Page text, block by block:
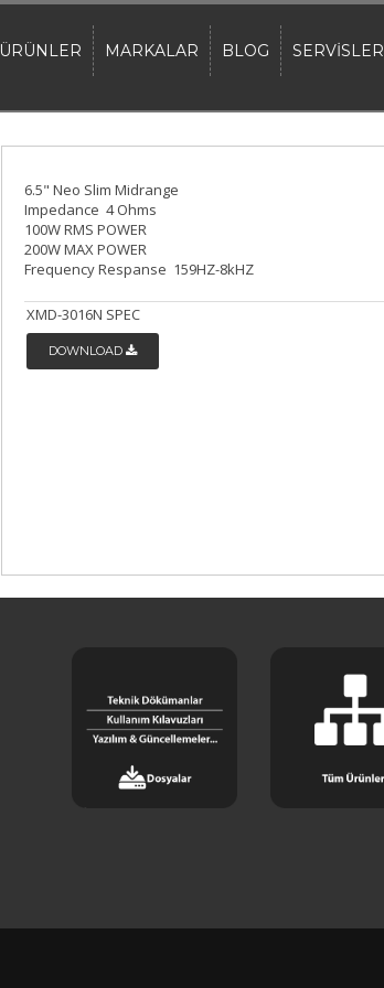
ÜRÜNLER MARKALAR BLOG SERVİSLER
6.5" Neo Slim Midrange
Impedance 4 Ohms
100W RMS POWER
200W MAX POWER
Frequency Respanse 159HZ-8kHZ
XMD-3016N SPEC
DOWNLOAD